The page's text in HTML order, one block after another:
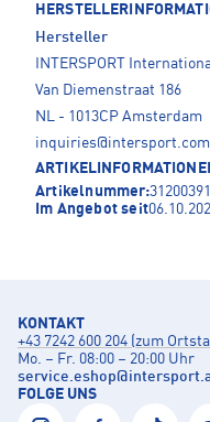
Hersteller
INTERSPORT
Van Diemenstraat 186
NL - 1013CP Amsterdam
inquiries@intersport.com
Artikelnummer:
Im Angebot seit
KONTAKT
+43 7242 600 204 (zum
Mo. – Fr. 08:00 – 20:00 Uhr
service.eshop@
FOLGE UNS